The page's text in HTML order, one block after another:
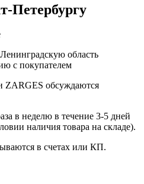
Петербургу
область
с покупателем
ZARGES обсуждаются
в неделю в течение 3-5 дней
наличия товара на складе).
в счетах или КП.